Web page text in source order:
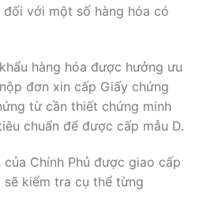
với một số hàng hóa có
hàng hóa được hưởng ưu
đơn xin cấp Giấy chứng
từ cần thiết chứng minh
chuẩn để được cấp mẫu D.
Chính Phủ được giao cấp
sẽ kiểm tra cụ thể từng